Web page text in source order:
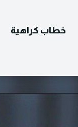
خطاب كراهية